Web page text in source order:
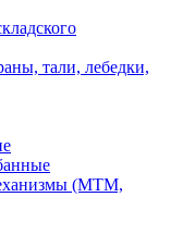
тали, лебедки,
(МТМ,